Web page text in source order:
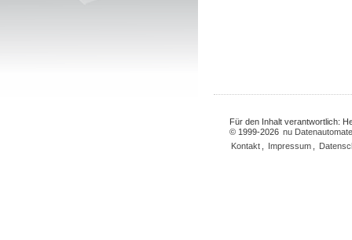
Für den Inhalt verantwortlich:
© 1999-2026 nu
Kontakt
Impressum